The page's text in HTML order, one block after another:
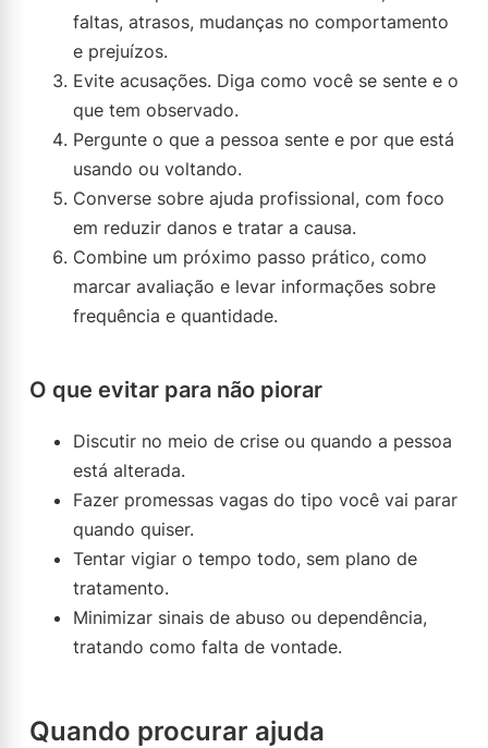
faltas, atrasos, mudanças no comportamento
e prejuízos.
Evite acusações. Diga como você se sente e o
que tem observado.
Pergunte o que a pessoa sente e por que está
usando ou voltando.
Converse sobre ajuda profissional, com foco
em reduzir danos e tratar a causa.
Combine um próximo passo prático, como
marcar avaliação e levar informações sobre
frequência e quantidade.
O que evitar para não piorar
Discutir no meio de crise ou quando a pessoa
está alterada.
Fazer promessas vagas do tipo você vai parar
quando quiser.
Tentar vigiar o tempo todo, sem plano de
tratamento.
Minimizar sinais de abuso ou dependência,
tratando como falta de vontade.
Quando procurar ajuda